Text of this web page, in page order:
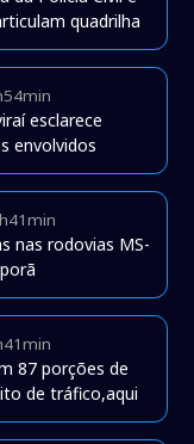
quadrilha
esclarece
envolvidos
nas rodovias MS-
87 porções de
de tráfico,aqui